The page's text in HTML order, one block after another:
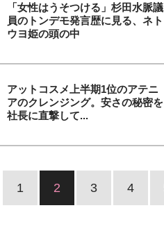
「女性はうそつける」杉田水脈議
員のトンデモ発言歴に見る、ネト
ウヨ姫の頭の中
アットコスメ上半期1位のアテニ
アのクレンジング。安さの秘密を
社長に直撃して...
1 2 3 4